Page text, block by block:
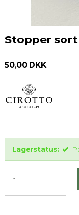
Stopper
50,00 DKK
Lagerstatus: